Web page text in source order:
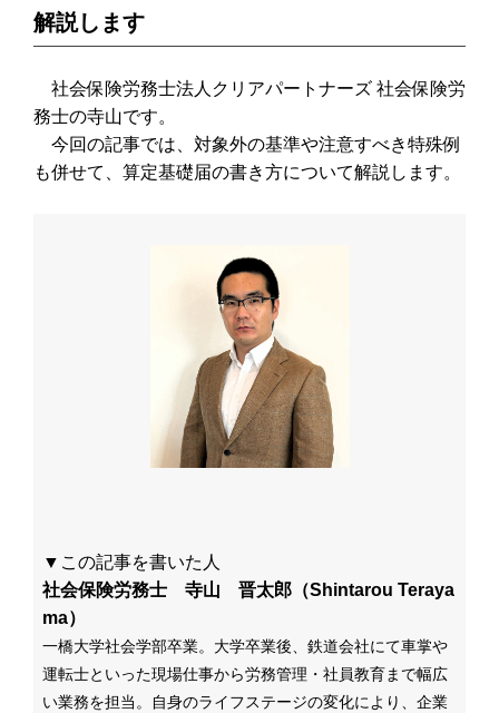
解説します
社会保険労務士法人クリアパートナーズ 社会保険労
務士の寺山です。
今回の記事では、対象外の基準や注意すべき特殊例
も併せて、算定基礎届の書き方について解説します。
▼この記事を書いた人
社会保険労務士 寺山 晋太郎（Shintarou Teraya
ma）
一橋大学社会学部卒業。大学卒業後、鉄道会社にて車掌や
運転士といった現場仕事から労務管理・社員教育まで幅広
い業務を担当。自身のライフステージの変化により、企業